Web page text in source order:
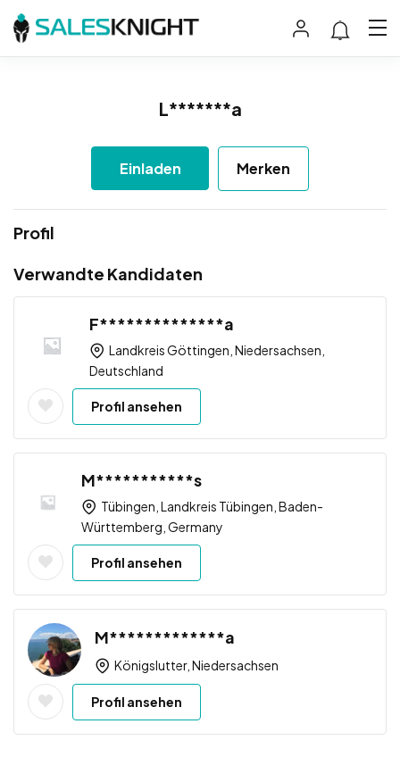
L*******a
Einladen Merken
Profil
Verwandte Kandidaten
F**************a
Landkreis Göttingen, Niedersachsen,
Deutschland
Profil ansehen
M***********s
Tübingen, Landkreis Tübingen, Baden-
Württemberg, Germany
Profil ansehen
M*************a
Königslutter, Niedersachsen
Profil ansehen